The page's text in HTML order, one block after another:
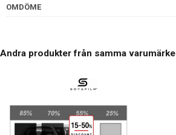
OMDÖME
Andra produkter från samma varumärke